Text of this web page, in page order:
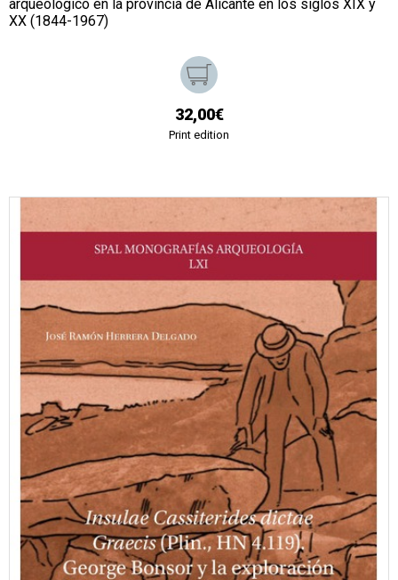
arqueológico en la provincia de Alicante en los siglos XIX y
XX (1844-1967)
32,00€
Print edition